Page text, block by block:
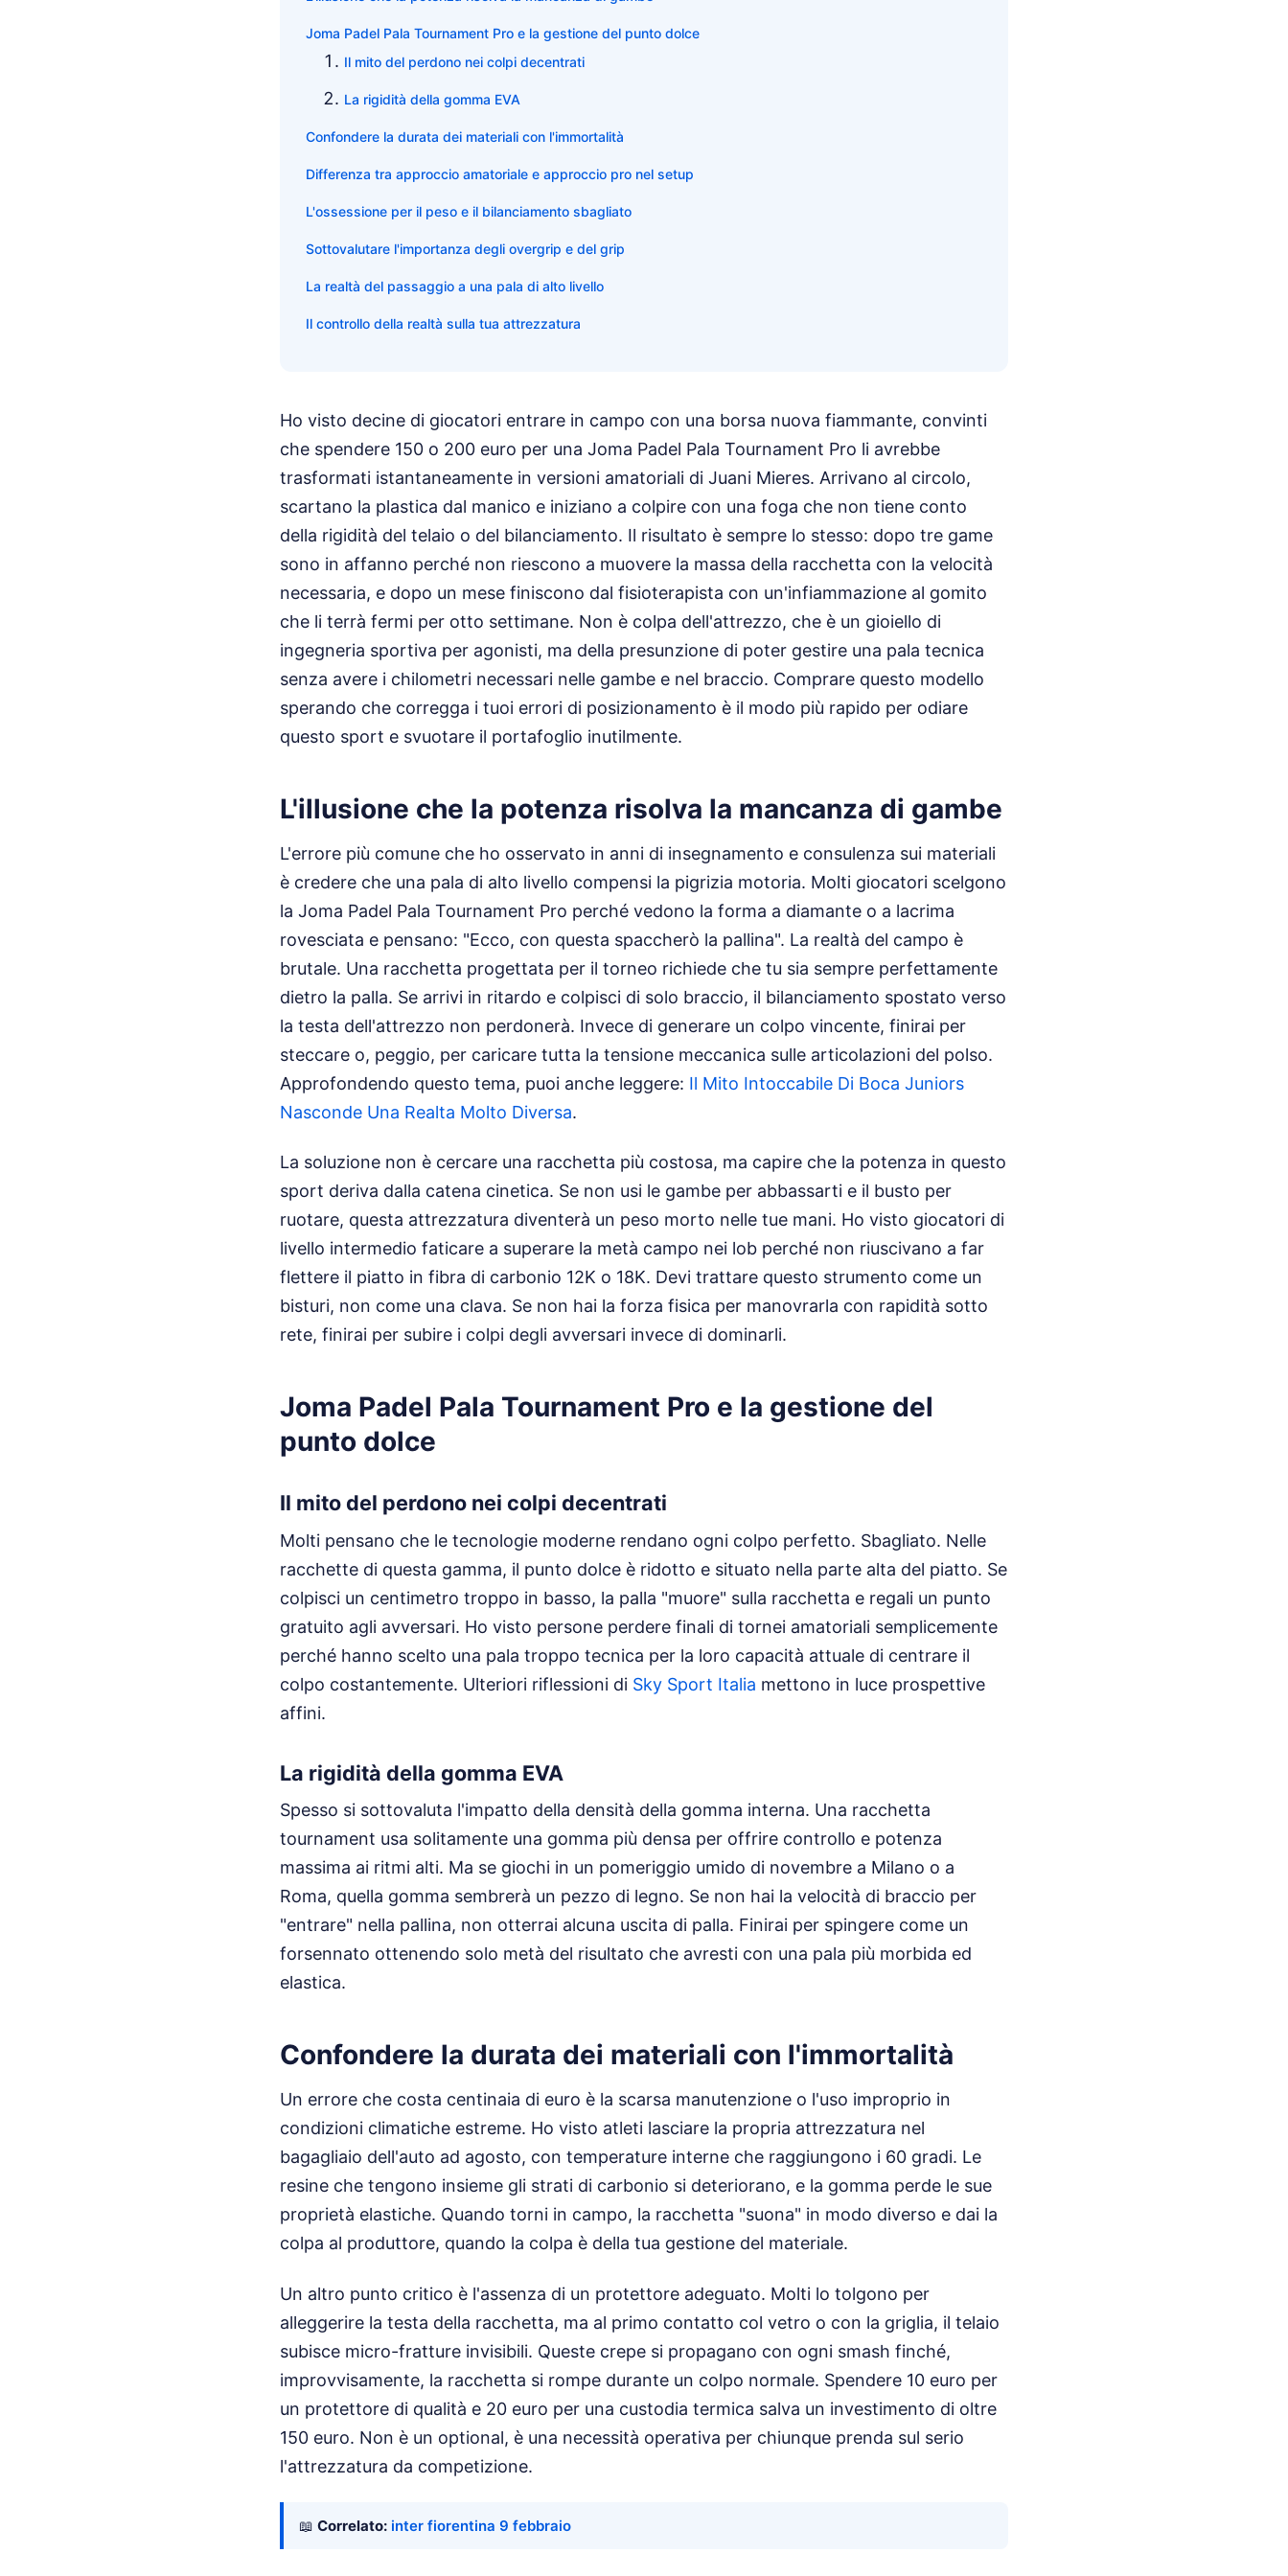
Joma Padel Pala Tournament Pro e la gestione del punto dolce
Il mito del perdono nei colpi decentrati
La rigidità della gomma EVA
Confondere la durata dei materiali con l'immortalità
Differenza tra approccio amatoriale e approccio pro nel setup
L'ossessione per il peso e il bilanciamento sbagliato
Sottovalutare l'importanza degli overgrip e del grip
La realtà del passaggio a una pala di alto livello
Il controllo della realtà sulla tua attrezzatura
Ho visto decine di giocatori entrare in campo con una borsa nuova fiammante, convinti
che spendere 150 o 200 euro per una Joma Padel Pala Tournament Pro li avrebbe
trasformati istantaneamente in versioni amatoriali di Juani Mieres. Arrivano al circolo,
scartano la plastica dal manico e iniziano a colpire con una foga che non tiene conto
della rigidità del telaio o del bilanciamento. Il risultato è sempre lo stesso: dopo tre game
sono in affanno perché non riescono a muovere la massa della racchetta con la velocità
necessaria, e dopo un mese finiscono dal fisioterapista con un'infiammazione al gomito
che li terrà fermi per otto settimane. Non è colpa dell'attrezzo, che è un gioiello di
ingegneria sportiva per agonisti, ma della presunzione di poter gestire una pala tecnica
senza avere i chilometri necessari nelle gambe e nel braccio. Comprare questo modello
sperando che corregga i tuoi errori di posizionamento è il modo più rapido per odiare
questo sport e svuotare il portafoglio inutilmente.
L'illusione che la potenza risolva la mancanza di gambe
L'errore più comune che ho osservato in anni di insegnamento e consulenza sui materiali
è credere che una pala di alto livello compensi la pigrizia motoria. Molti giocatori scelgono
la Joma Padel Pala Tournament Pro perché vedono la forma a diamante o a lacrima
rovesciata e pensano: "Ecco, con questa spaccherò la pallina". La realtà del campo è
brutale. Una racchetta progettata per il torneo richiede che tu sia sempre perfettamente
dietro la palla. Se arrivi in ritardo e colpisci di solo braccio, il bilanciamento spostato verso
la testa dell'attrezzo non perdonerà. Invece di generare un colpo vincente, finirai per
steccare o, peggio, per caricare tutta la tensione meccanica sulle articolazioni del polso.
Approfondendo questo tema, puoi anche leggere: Il Mito Intoccabile Di Boca Juniors
Nasconde Una Realta Molto Diversa.
La soluzione non è cercare una racchetta più costosa, ma capire che la potenza in questo
sport deriva dalla catena cinetica. Se non usi le gambe per abbassarti e il busto per
ruotare, questa attrezzatura diventerà un peso morto nelle tue mani. Ho visto giocatori di
livello intermedio faticare a superare la metà campo nei lob perché non riuscivano a far
flettere il piatto in fibra di carbonio 12K o 18K. Devi trattare questo strumento come un
bisturi, non come una clava. Se non hai la forza fisica per manovrarla con rapidità sotto
rete, finirai per subire i colpi degli avversari invece di dominarli.
Joma Padel Pala Tournament Pro e la gestione del
punto dolce
Il mito del perdono nei colpi decentrati
Molti pensano che le tecnologie moderne rendano ogni colpo perfetto. Sbagliato. Nelle
racchette di questa gamma, il punto dolce è ridotto e situato nella parte alta del piatto. Se
colpisci un centimetro troppo in basso, la palla "muore" sulla racchetta e regali un punto
gratuito agli avversari. Ho visto persone perdere finali di tornei amatoriali semplicemente
perché hanno scelto una pala troppo tecnica per la loro capacità attuale di centrare il
colpo costantemente. Ulteriori riflessioni di Sky Sport Italia mettono in luce prospettive
affini.
La rigidità della gomma EVA
Spesso si sottovaluta l'impatto della densità della gomma interna. Una racchetta
tournament usa solitamente una gomma più densa per offrire controllo e potenza
massima ai ritmi alti. Ma se giochi in un pomeriggio umido di novembre a Milano o a
Roma, quella gomma sembrerà un pezzo di legno. Se non hai la velocità di braccio per
"entrare" nella pallina, non otterrai alcuna uscita di palla. Finirai per spingere come un
forsennato ottenendo solo metà del risultato che avresti con una pala più morbida ed
elastica.
Confondere la durata dei materiali con l'immortalità
Un errore che costa centinaia di euro è la scarsa manutenzione o l'uso improprio in
condizioni climatiche estreme. Ho visto atleti lasciare la propria attrezzatura nel
bagagliaio dell'auto ad agosto, con temperature interne che raggiungono i 60 gradi. Le
resine che tengono insieme gli strati di carbonio si deteriorano, e la gomma perde le sue
proprietà elastiche. Quando torni in campo, la racchetta "suona" in modo diverso e dai la
colpa al produttore, quando la colpa è della tua gestione del materiale.
Un altro punto critico è l'assenza di un protettore adeguato. Molti lo tolgono per
alleggerire la testa della racchetta, ma al primo contatto col vetro o con la griglia, il telaio
subisce micro-fratture invisibili. Queste crepe si propagano con ogni smash finché,
improvvisamente, la racchetta si rompe durante un colpo normale. Spendere 10 euro per
un protettore di qualità e 20 euro per una custodia termica salva un investimento di oltre
150 euro. Non è un optional, è una necessità operativa per chiunque prenda sul serio
l'attrezzatura da competizione.
📖 Correlato: inter fiorentina 9 febbraio